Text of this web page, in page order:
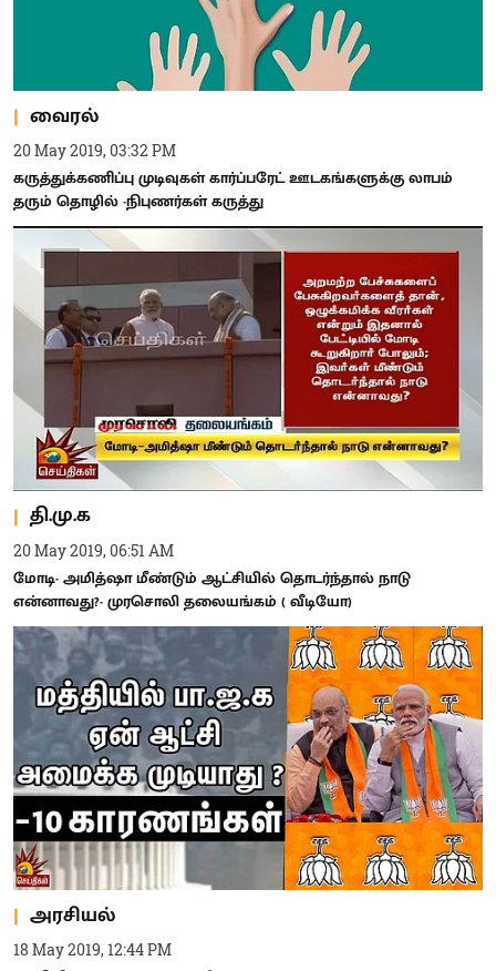
வைரல்
20 May 2019, 03:32 PM
கருத்துக்கணிப்பு முடிவுகள் கார்ப்பரேட் ஊடகங்களுக்கு லாபம்
தரும் தொழில் -நிபுணர்கள் கருத்து
தி.மு.க
20 May 2019, 06:51 AM
மோடி- அமித்ஷா மீண்டும் ஆட்சியில் தொடர்ந்தால் நாடு
என்னாவது?- முரசொலி தலையங்கம் ( வீடியோ)
அரசியல்
18 May 2019, 12:44 PM